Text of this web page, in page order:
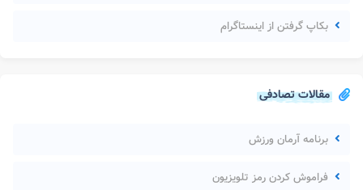
بکاپ گرفتن از اینستاگرام
مقالات تصادفی
برنامه آرمان ورزش
فراموش کردن رمز تلویزیون